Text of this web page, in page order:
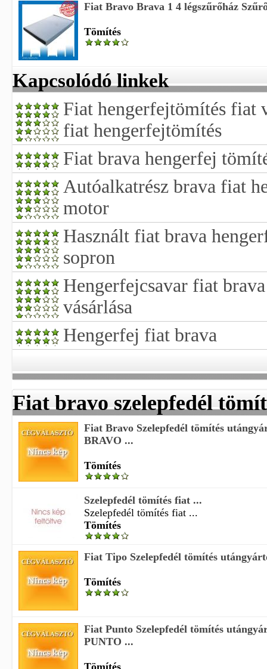
Fiat Bravo Brava 1 4 légszűrőház
Tömítés
Kapcsolódó linkek
Fiat hengerfejtömítés fiat
fiat hengerfejtömítés
Fiat brava hengerfej
Autóalkatrész brava fiat
motor
Használt fiat brava
sopron
Hengerfejcsavar fiat
vásárlása
Hengerfej fiat brava
Fiat bravo szelepfedél
Fiat Bravo Szelepfedél tömítés
BRAVO ...
Tömítés
Szelepfedél tömítés fiat ...
Szelepfedél tömítés fiat ...
Tömítés
Fiat Tipo Szelepfedél tömítés
Tömítés
Fiat Punto Szelepfedél tömítés
PUNTO ...
Tömítés